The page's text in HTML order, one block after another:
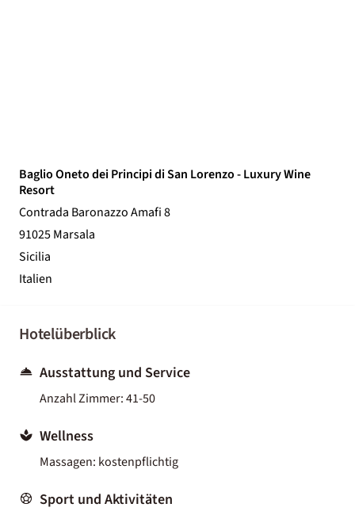
Baglio Oneto dei Principi di San Lorenzo - Luxury Wine
Resort
Contrada Baronazzo Amafi 8
91025 Marsala
Sicilia
Italien
Hotelüberblick
Ausstattung und Service
Anzahl Zimmer: 41-50
Wellness
Massagen: kostenpflichtig
Sport und Aktivitäten